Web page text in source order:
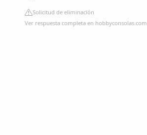
Solicitud de eliminación
Ver respuesta completa en hobbyconsolas.com